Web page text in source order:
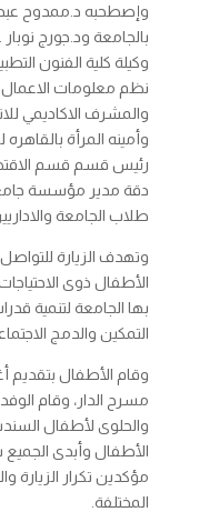
وإصطحبه د.ممدوح عبد
بالجامعة ود.جورج
وكيلة كلية الفنون
نظم معلومات الاعمال
والمشرف الاكاديمي
وأمينه المرأة
رئيس قسم قسم
دقة مدير مؤسسة
طلاب الجامعة
وتهدف الزيارة
الأطفال ذوى
بها الجامعة لتنمية
التمكين والدمج
وقام الأطفال بتقديم
مسرح الدار، وقام
والحلوى لأطفال
الأطفال وأبدى
مؤكدين تكرار الزيارة
المختلفة.